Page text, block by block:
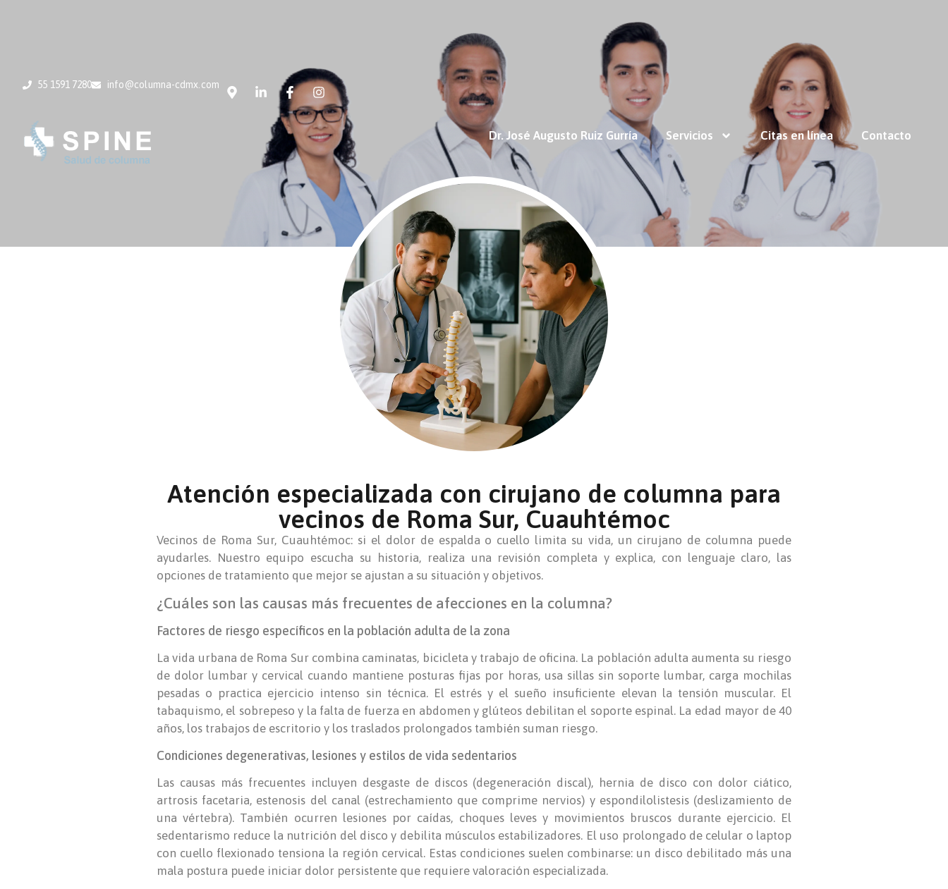
55 1591 7280 info@columna-cdmx.com
Dr. José Augusto Ruiz Gurría Servicios Citas en línea Contacto
Atención especializada con cirujano de columna para
vecinos de Roma Sur, Cuauhtémoc
Vecinos de Roma Sur, Cuauhtémoc: si el dolor de espalda o cuello limita su vida, un cirujano de columna puede
ayudarles. Nuestro equipo escucha su historia, realiza una revisión completa y explica, con lenguaje claro, las
opciones de tratamiento que mejor se ajustan a su situación y objetivos.
¿Cuáles son las causas más frecuentes de afecciones en la columna?
Factores de riesgo específicos en la población adulta de la zona
La vida urbana de Roma Sur combina caminatas, bicicleta y trabajo de oficina. La población adulta aumenta su riesgo
de dolor lumbar y cervical cuando mantiene posturas fijas por horas, usa sillas sin soporte lumbar, carga mochilas
pesadas o practica ejercicio intenso sin técnica. El estrés y el sueño insuficiente elevan la tensión muscular. El
tabaquismo, el sobrepeso y la falta de fuerza en abdomen y glúteos debilitan el soporte espinal. La edad mayor de 40
años, los trabajos de escritorio y los traslados prolongados también suman riesgo.
Condiciones degenerativas, lesiones y estilos de vida sedentarios
Las causas más frecuentes incluyen desgaste de discos (degeneración discal), hernia de disco con dolor ciático,
artrosis facetaria, estenosis del canal (estrechamiento que comprime nervios) y espondilolistesis (deslizamiento de
una vértebra). También ocurren lesiones por caídas, choques leves y movimientos bruscos durante ejercicio. El
sedentarismo reduce la nutrición del disco y debilita músculos estabilizadores. El uso prolongado de celular o laptop
con cuello flexionado tensiona la región cervical. Estas condiciones suelen combinarse: un disco debilitado más una
mala postura puede iniciar dolor persistente que requiere valoración especializada.